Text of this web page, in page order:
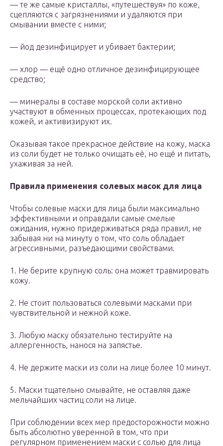
— те же самые кристаллы, «путешествуя» по коже,
сцепляются с загрязнениями и удаляются при
смывании вместе с ними;
— йод дезинфицирует и убивает бактерии;
— хлор — ещё одно отличное дезинфицирующее
средство;
— минералы в составе морской соли активно
участвуют в обменных процессах, протекающих под
кожей, и активизируют их.
Оказывая такое прекрасное действие на кожу, маска
из соли будет не только очищать её, но ещё и питать,
ухаживая за ней.
Правила применения солевых масок для лица
Чтобы солевые маски для лица были максимально
эффективными и оправдали самые смелые
ожидания, нужно придерживаться ряда правил, не
забывая ни на минуту о том, что соль обладает
агрессивными, разъедающими свойствами.
1. Не берите крупную соль: она может травмировать
кожу.
2. Не стоит пользоваться солевыми масками при
чувствительной и нежной коже.
3. Любую маску обязательно тестируйте на
аллергенность, нанося на запястье.
4. Не держите маски из соли на лице более 10 минут.
5. Маски тщательно смывайте, не оставляя даже
мельчайших частиц соли на лице.
При соблюдении всех мер предосторожности можно
быть абсолютно уверенной в том, что при
регулярном применением маски с солью для лица